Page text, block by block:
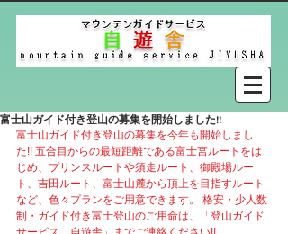
富士山ガイド付き登山の募集を開始しました!!
富士山ガイド付き登山の募集を今年も開始しまし
た!! 五合目からの最短距離である富士宮ルートをは
じめ、プリンスルートや須走ルート、御殿場ルー
ト、吉田ルート、富士山麓から頂上を目指すルート
など、色々プランをご用意できます。 格安・少人数
制・ガイド付き富士登山のご用命は、「登山ガイド